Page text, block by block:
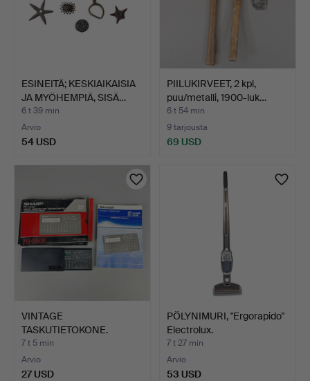
ESINEITÄ; KESKIAIKAISIA
JA MYÖHEMPIÄ, SISÄ…
6 t 39 min
Arvio
54 USD
PIILUKIRVEET, 2 kpl,
puu/metalli, 1900-luk…
6 t 54 min
9 tarjousta
69 USD
VINTAGE
TASKUTIETOKONE.
7 t 5 min
Arvio
27 USD
PÖLYNIMURI, "Ergorapido"
Electrolux.
7 t 27 min
Arvio
53 USD